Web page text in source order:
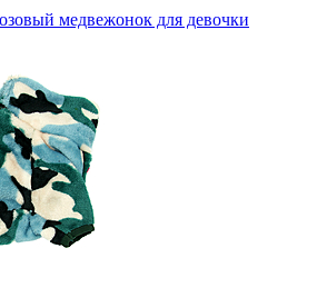
медвежонок для девочки